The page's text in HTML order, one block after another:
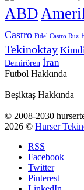
ABD
Castro Fidel Castro Ruz
Tekinoktay
Demirören İran
Futbol Hakkında
Beşiktaş Hakkında
© 2008-2030
2026 © Hurser
RSS
Facebook
Twitter
Pinterest